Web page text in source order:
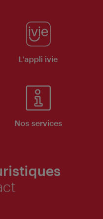
L'appli ivie
Nos services